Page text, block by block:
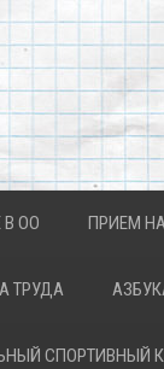
ОО ПРИЕМ
ТРУДА
СПОРТИВНЫЙ